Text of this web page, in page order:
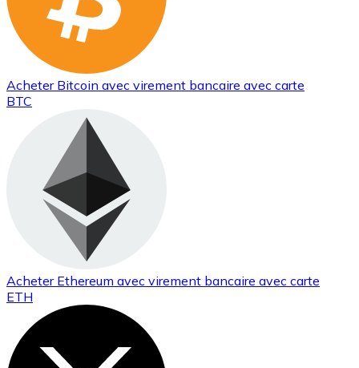
Acheter Bitcoin avec virement bancaire avec carte
BTC
Acheter Ethereum avec virement bancaire avec carte
ETH